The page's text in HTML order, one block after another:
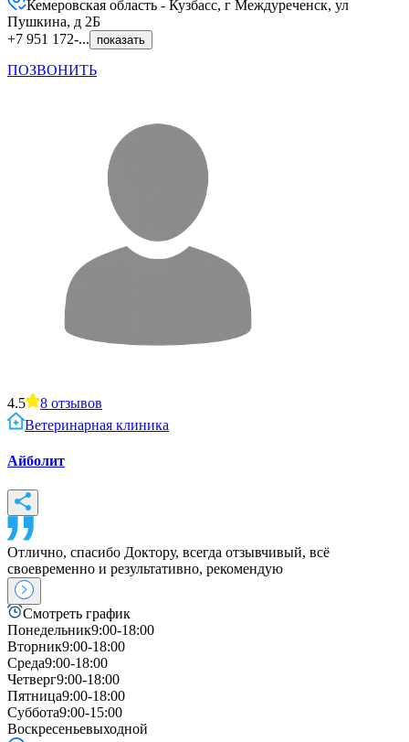
Кемеровская область - Кузбасс, г Междуреченск, ул
Пушкина, д 2Б
+7 951 172-...
показать
ПОЗВОНИТЬ
4.5 8 отзывов
Ветеринарная клиника
Айболит
Отлично, спасибо Доктору, всегда отзывчивый, всё
своевременно и результативно, рекомендую
Смотреть график
Понедельник9:00-18:00
Вторник9:00-18:00
Среда9:00-18:00
Четверг9:00-18:00
Пятница9:00-18:00
Суббота9:00-15:00
Воскресеньевыходной